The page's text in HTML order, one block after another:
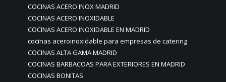
COCINAS ACERO INOX MADRID
COCINAS ACERO INOXIDABLE
COCINAS ACERO INOXIDABLE EN MADRID
cocinas aceroinoxidable para empresas de catering
COCINAS ALTA GAMA MADRID
COCINAS BARBACOAS PARA EXTERIORES EN MADRID
COCINAS BONITAS